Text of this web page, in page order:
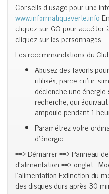
Conseils d’usage pour une
www.informatiqueverte.info
cliquez sur GO pour accéder
cliquez sur les personnages.
Les recommandations du
Abusez des favoris
utilisés, parce qu’un
déclenche une énergie
recherche, qui
ampoule pendant 1
Paramétrez votre
d’énergie
==> Démarrer ==> Panneau
d’alimentation ==> onglet :
l’alimentation Extinction du
des disques durs après 30